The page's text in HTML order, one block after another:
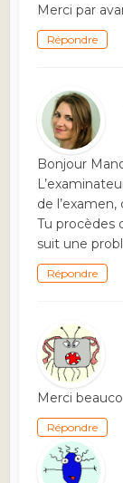
Merci par
Répondre
Bonjour
de
Tu procèdes
suit une
Répondre
Merci
Répondre